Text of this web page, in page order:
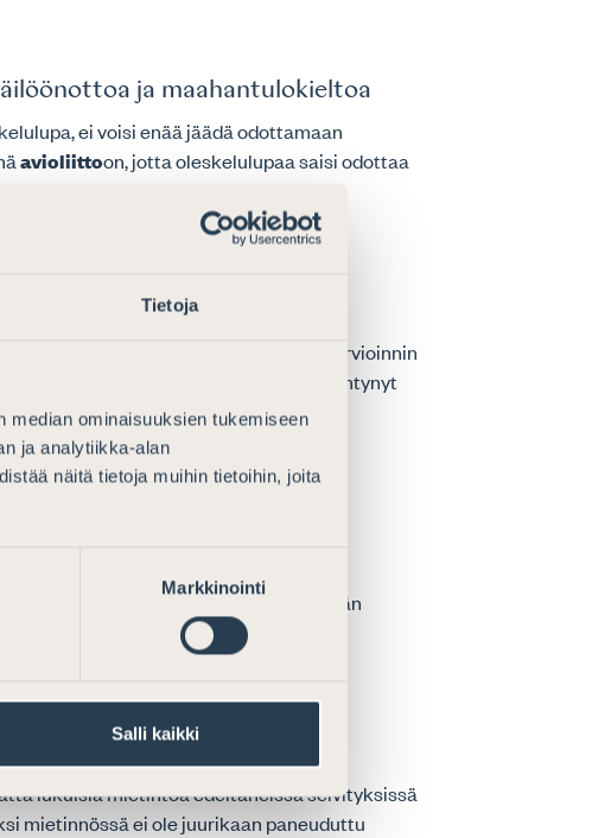
Tietoja
median ominaisuuksien tukemiseen
ja analytiikka-alan
näitä tietoja muihin tietoihin, joita
Markkinointi
Salli kaikki
ja maahantulokieltoa
ei voisi enää jäädä odottamaan
avioliittoon, jotta oleskelulupaa saisi odottaa
ja lapsen edun näkökulmasta. Arvioinnin
peruuttamisia on esiintynyt
asioissa. Tällaisten
säilyttääkseen pyrittävä lisäämään
lukuisia mietintöä edeltäneissä selvityksissä
mietinnössä ei ole juurikaan paneuduttu